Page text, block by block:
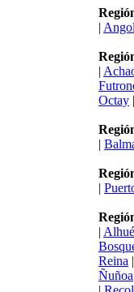
| Angol
|
Octay |
|
|
| Alhué
Reina |
Ñuñoa